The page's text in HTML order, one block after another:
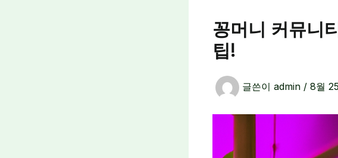
꽁머니 커뮤니
팁!
글쓴이 admin / 8월